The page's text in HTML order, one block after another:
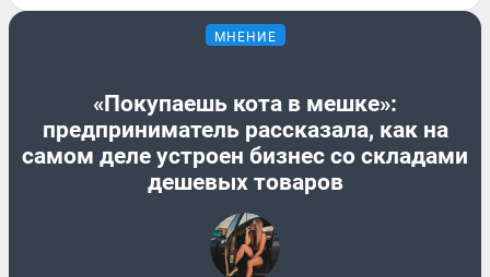
МНЕНИЕ
«Покупаешь кота в мешке»:
предприниматель рассказала, как на
самом деле устроен бизнес со складами
дешевых товаров